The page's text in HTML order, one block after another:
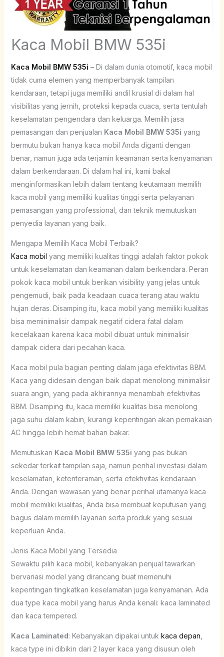
Kaca Mobil BMW 535i
Kaca Mobil BMW 535i – Di dalam dunia otomotif, kaca mobil
tidak cuma elemen yang memperbanyak tampilan
kendaraan, tetapi juga memiliki andil krusial di dalam hal
visibilitas yang jernih, proteksi kepada cuaca, serta tentulah
keselamatan pengendara dan keluarga. Memilih jasa
pemasangan dan penjualan Kaca Mobil BMW 535i yang
bermutu bukan hanya kaca mobil Anda diganti dengan
benar, namun juga ada terjamin keamanan serta kenyamanan
dalam berkendaraan. Di dalam hal ini, kami bakal
menginformasikan lebih dalam tentang keutamaan memilih
kaca mobil yang memiliki kualitas tinggi serta pelayanan
pemasangan yang professional, dan teknik memutuskan
penyedia layanan yang baik.
Mengapa Memilih Kaca Mobil Terbaik?
Kaca mobil yang memiliki kualitas tinggi adalah faktor pokok
untuk keselamatan dan keamanan dalam berkendara. Peran
pokok kaca mobil untuk berikan visibility yang jelas untuk
pengemudi, baik pada keadaan cuaca terang atau waktu
hujan deras. Disamping itu, kaca mobil yang memiliki kualitas
bisa meminimalisir dampak negatif cidera fatal dalam
kecelakaan karena kaca mobil dibuat untuk minimalisir
dampak cidera dari pecahan kaca.
Kaca mobil pula bagian penting dalam jaga efektivitas BBM.
Kaca yang didesain dengan baik dapat menolong minimalisir
suara angin, yang pada akhirannya menambah efektivitas
BBM. Disamping itu, kaca memiliki kualitas bisa menolong
jaga suhu dalam kabin, kurangi kepentingan akan pemakaian
AC hingga lebih hemat bahan bakar.
Memutuskan Kaca Mobil BMW 535i yang pas bukan
sekedar terkait tampilan saja, namun perihal investasi dalam
keselamatan, ketenteraman, serta efektivitas kendaraan
Anda. Dengan wawasan yang benar perihal utamanya kaca
mobil memiliki kualitas, Anda bisa membuat keputusan yang
bagus dalam memilih layanan serta produk yang sesuai
keperluan Anda.
Jenis Kaca Mobil yang Tersedia
Sewaktu pilih kaca mobil, kebanyakan penjual tawarkan
bervariasi model yang dirancang buat memenuhi
kepentingan tingkatkan keselamatan juga kenyamanan. Ada
dua type kaca mobil yang harus Anda kenali: kaca laminated
dan kaca tempered.
Kaca Laminated: Kebanyakan dipakai untuk kaca depan
kaca type ini dibikin dari 2 layer kaca yang disusun oleh